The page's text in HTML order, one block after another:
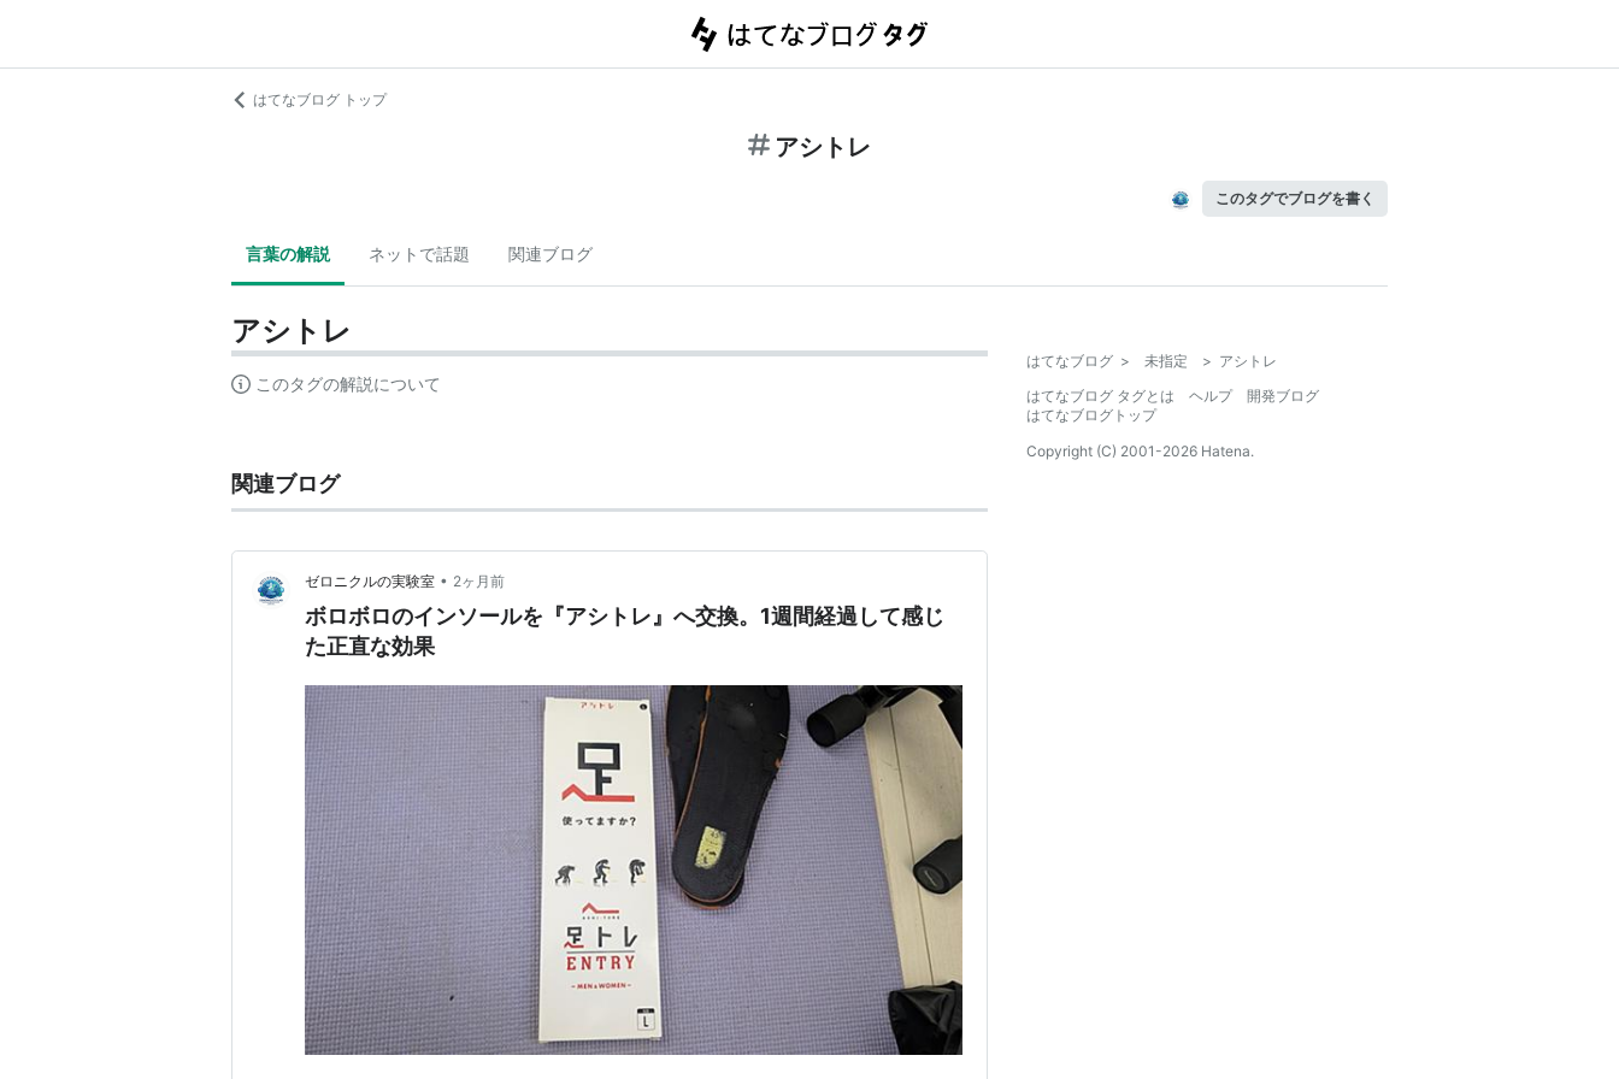
はてなブログ トップ
アシトレ
このタグでブログを書く
言葉の解説 ネットで話題 関連ブログ
アシトレ
このタグの解説について
関連ブログ
ゼロニクルの実験室 • 2ヶ月前
ボロボロのインソールを『アシトレ』へ交換。1週間経過して感じ
た正直な効果
はてなブログ > 未指定 > アシトレ
はてなブログ タグとは
ヘルプ
開発ブログ
はてなブログトップ
Copyright (C) 2001-2026 Hatena.